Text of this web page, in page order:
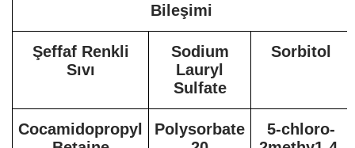
Bileşimi
Şeffaf Renkli
Sıvı
Sodium
Lauryl
Sulfate
Sorbitol
Cocamidopropyl
Polysorbate
5-chloro-